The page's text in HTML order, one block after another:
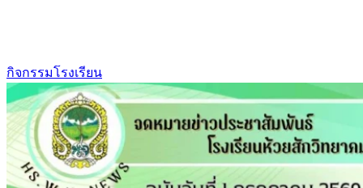
กิจกรรมโรงเรียน